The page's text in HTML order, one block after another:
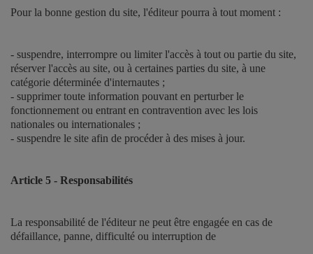
Pour la bonne gestion du site, l'éditeur pourra à tout moment :
- suspendre, interrompre ou limiter l'accès à tout ou partie du site,
réserver l'accès au site, ou à certaines parties du site, à une
catégorie déterminée d'internautes ;
- supprimer toute information pouvant en perturber le
fonctionnement ou entrant en contravention avec les lois
nationales ou internationales ;
- suspendre le site afin de procéder à des mises à jour.
Article 5 - Responsabilités
La responsabilité de l'éditeur ne peut être engagée en cas de
défaillance, panne, difficulté ou interruption de